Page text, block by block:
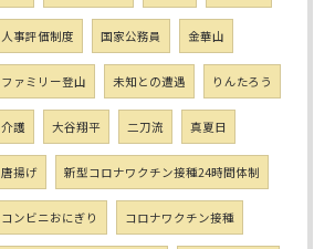
人事評価制度 国家公務員 金華山
ファミリー登山 未知との遭遇 りんたろう
介護 大谷翔平 二刀流 真夏日
唐揚げ 新型コロナワクチン接種24時間体制
コンビニおにぎり コロナワクチン接種